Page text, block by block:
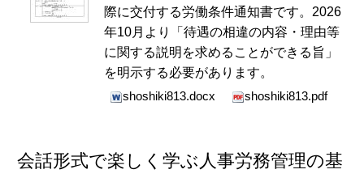
際に交付する労働条件通知書です。2026
年10月より「待遇の相違の内容・理由等
に関する説明を求めることができる旨」
を明示する必要があります。
shoshiki813.docx
shoshiki813.pdf
会話形式で楽しく学ぶ人事労務管理の基